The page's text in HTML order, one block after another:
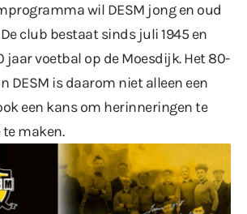
wil DESM jong en oud
club bestaat sinds juli 1945 en
voetbal op de Moesdijk. Het 80-
DESM is daarom niet alleen een
een kans om herinneringen te
te maken.